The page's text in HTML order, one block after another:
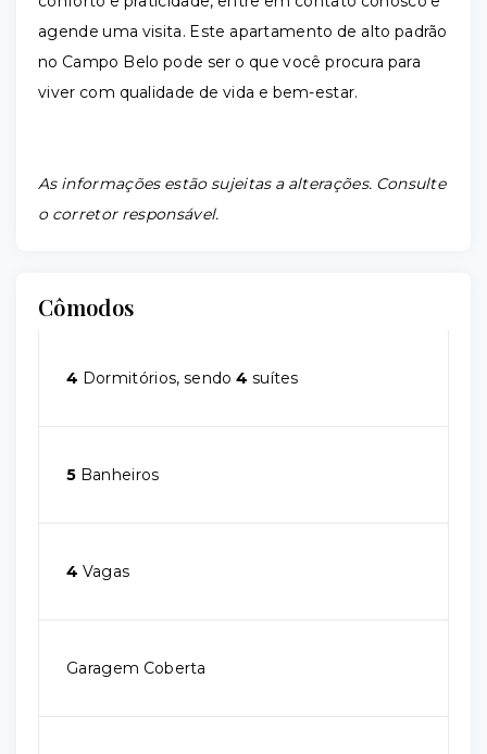
agende uma visita. Este apartamento de alto padrão
no Campo Belo pode ser o que você procura para
viver com qualidade de vida e bem-estar.
As informações estão sujeitas a alterações. Consulte
o corretor responsável.
Cômodos
4 Dormitórios, sendo4 suítes
5 Banheiros
4 Vagas
Garagem Coberta